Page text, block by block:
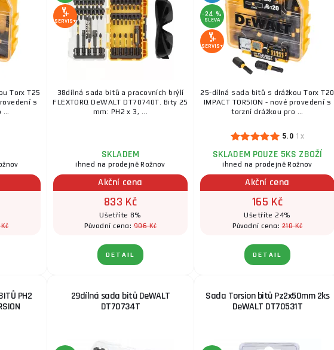
Torx T25
s
...
SERVIS+
38dílná sada bitů a pracovních brýlí
FLEXTORQ DeWALT DT70740T. Bity 25
mm: PH2 x 3, ...
SKLADEM
ihned na prodejně Rožnov
Akční cena
833 Kč
Ušetříte 8%
Původní cena:906 Kč
DETAIL
-24 %
SLEVA
SERVIS+
25-dílná sada bitů s drážkou Torx T20
IMPACT TORSION - nové provedení s
torzní drážkou pro ...
5.0 1x
SKLADEM POUZE 5KS ZBOŽÍ
ihned na prodejně Rožnov
Akční cena
165 Kč
Ušetříte 24%
Původní cena:218 Kč
DETAIL
PH2
29dílná sada bitů DeWALT
DT70734T
Sada Torsion bitů Pz2x50mm 2ks
DeWALT DT70531T